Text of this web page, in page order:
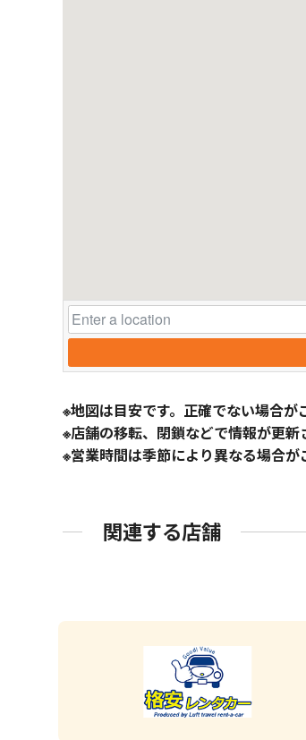
※地図は目安です。正確でない場合が
※店舗の移転、閉鎖などで情報が更新
※営業時間は季節により異なる場合が
関連する店舗